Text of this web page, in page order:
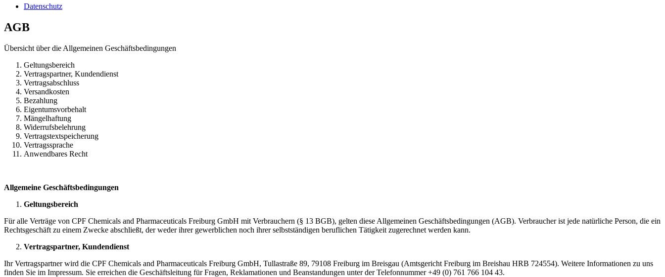
Datenschutz
AGB
Übersicht über die Allgemeinen Geschäftsbedingungen
Geltungsbereich
Vertragspartner, Kundendienst
Vertragsabschluss
Versandkosten
Bezahlung
Eigentumsvorbehalt
Mängelhaftung
Widerrufsbelehrung
Vertragstextspeicherung
Vertragssprache
Anwendbares Recht
Allgemeine Geschäftsbedingungen
Geltungsbereich
Für alle Verträge von CPF Chemicals and Pharmaceuticals Freiburg GmbH mit Verbrauchern (§ 13 BGB), gelten diese Allgemeinen Geschäftsbedingungen (AGB). Verbraucher ist jede natürliche Person, die ein
Rechtsgeschäft zu einem Zwecke abschließt, der weder ihrer gewerblichen noch ihrer selbstständigen beruflichen Tätigkeit zugerechnet werden kann.
Vertragspartner, Kundendienst
Ihr Vertragspartner wird die CPF Chemicals and Pharmaceuticals Freiburg GmbH, Tullastraße 89, 79108 Freiburg im Breisgau (Amtsgericht Freiburg im Breishau HRB 724554). Weitere Informationen zu uns
finden Sie im Impressum. Sie erreichen die Geschäftsleitung für Fragen, Reklamationen und Beanstandungen unter der Telefonnummer +49 (0) 761 766 104 43.